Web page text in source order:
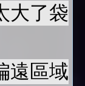
大了袋
遠區域